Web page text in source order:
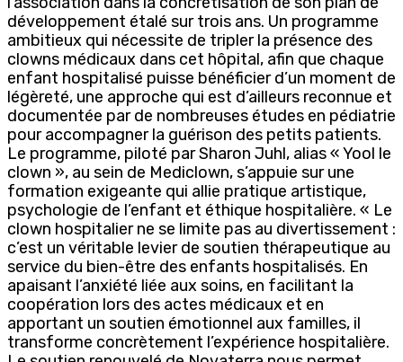
développement étalé sur trois ans. Un programme
ambitieux qui nécessite de tripler la présence des
clowns médicaux dans cet hôpital, afin que chaque
enfant hospitalisé puisse bénéficier d’un moment de
légèreté, une approche qui est d’ailleurs reconnue et
documentée par de nombreuses études en pédiatrie
pour accompagner la guérison des petits patients.
Le programme, piloté par Sharon Juhl, alias « Yool le
clown », au sein de Mediclown, s’appuie sur une
formation exigeante qui allie pratique artistique,
psychologie de l’enfant et éthique hospitalière. « Le
clown hospitalier ne se limite pas au divertissement :
c’est un véritable levier de soutien thérapeutique au
service du bien-être des enfants hospitalisés. En
apaisant l’anxiété liée aux soins, en facilitant la
coopération lors des actes médicaux et en
apportant un soutien émotionnel aux familles, il
transforme concrètement l’expérience hospitalière.